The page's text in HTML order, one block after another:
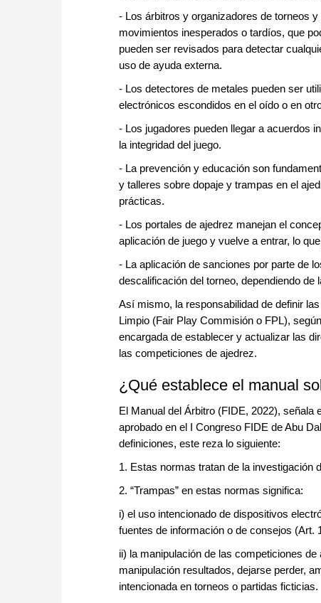
- Los árbitros y organizadores de torneos
movimientos inesperados o tardíos, que
pueden ser revisados para detectar
uso de ayuda externa.
- Los detectores de metales pueden ser
electrónicos escondidos en el oído o en
- Los jugadores pueden llegar a acuerdos
la integridad del juego.
- La prevención y educación son
y talleres sobre dopaje y trampas en el
prácticas.
- Los portales de ajedrez manejan el
aplicación de juego y vuelve a entrar, lo
- La aplicación de sanciones por parte de
descalificación del torneo, dependiendo de
Así mismo, la responsabilidad de definir
Limpio (Fair Play Commisión o FPL),
encargada de establecer y actualizar las
las competiciones de ajedrez.
¿Qué establece el manual
El Manual del Árbitro (FIDE, 2022),
aprobado en el I Congreso FIDE de Abu
definiciones, este reza lo siguiente:
1. Estas normas tratan de la investigación
2. “Trampas” en estas normas significa:
i) el uso intencionado de dispositivos
fuentes de información o de consejos (Art.
ii) la manipulación de las competiciones
manipulación resultados, dejarse perder,
intencionada en torneos o partidas ficticias.